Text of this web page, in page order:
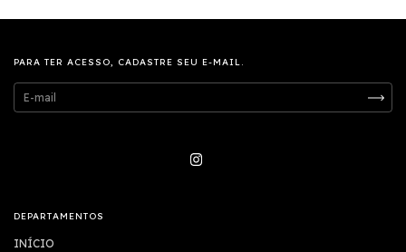
PARA TER ACESSO, CADASTRE SEU E-MAIL.
DEPARTAMENTOS
INÍCIO